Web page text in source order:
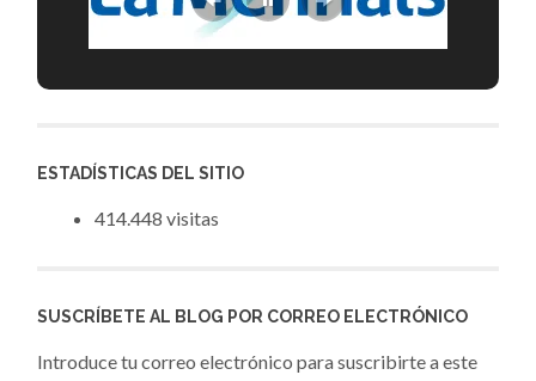
ESTADÍSTICAS DEL SITIO
414.448 visitas
SUSCRÍBETE AL BLOG POR CORREO ELECTRÓNICO
Introduce tu correo electrónico para suscribirte a este